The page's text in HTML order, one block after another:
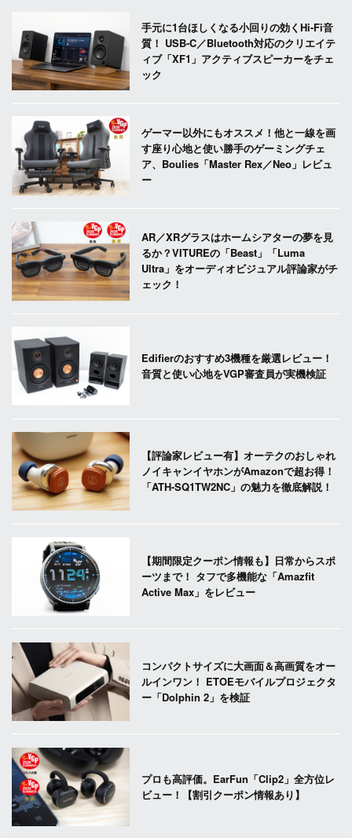
手元に1台ほしくなる小回りの効くHi-Fi音
質！ USB-C／Bluetooth対応のクリエイテ
ィブ「XF1」アクティブスピーカーをチェ
ック
ゲーマー以外にもオススメ！他と一線を画
す座り心地と使い勝手のゲーミングチェ
ア、Boulies「Master Rex／Neo」レビュ
ー
AR／XRグラスはホームシアターの夢を見
るか？VITUREの「Beast」「Luma
Ultra」をオーディオビジュアル評論家がチ
ェック！
Edifierのおすすめ3機種を厳選レビュー！
音質と使い心地をVGP審査員が実機検証
【評論家レビュー有】オーテクのおしゃれ
ノイキャンイヤホンがAmazonで超お得！
「ATH-SQ1TW2NC」の魅力を徹底解説！
【期間限定クーポン情報も】日常からスポ
ーツまで！ タフで多機能な「Amazfit
Active Max」をレビュー
コンパクトサイズに大画面＆高画質をオー
ルインワン！ ETOEモバイルプロジェクタ
ー「Dolphin 2」を検証
プロも高評価。EarFun「Clip2」全方位レ
ビュー！【割引クーポン情報あり】